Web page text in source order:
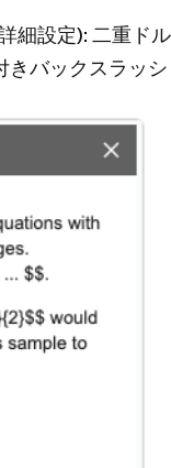
細設定): 二重ドル
きバックスラッシ